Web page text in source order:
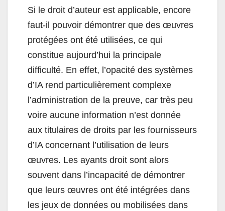
Si le droit d’auteur est applicable, encore
faut-il pouvoir démontrer que des œuvres
protégées ont été utilisées, ce qui
constitue aujourd’hui la principale
difficulté. En effet, l’opacité des systèmes
d’IA rend particulièrement complexe
l’administration de la preuve, car très peu
voire aucune information n’est donnée
aux titulaires de droits par les fournisseurs
d’IA concernant l’utilisation de leurs
œuvres. Les ayants droit sont alors
souvent dans l’incapacité de démontrer
que leurs œuvres ont été intégrées dans
les jeux de données ou mobilisées dans